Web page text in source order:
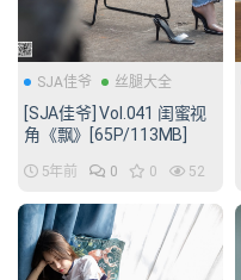
SJA佳爷 丝腿大全
[SJA佳爷] Vol.041 闺蜜视
角《飘》[65P/113MB]
5年前 0 0 52